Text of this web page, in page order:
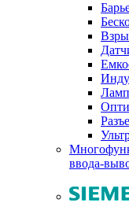
ввода-